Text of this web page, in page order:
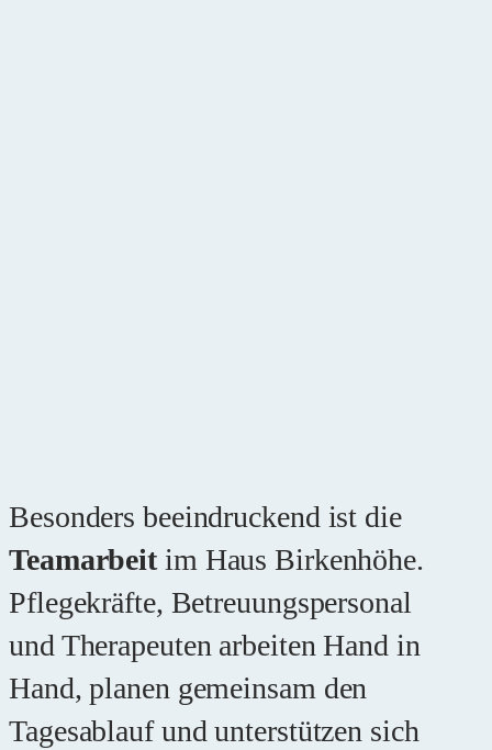
Besonders beeindruckend ist die
Teamarbeitim Haus Birkenhöhe.
Pflegekräfte, Betreuungspersonal
und Therapeuten arbeiten Hand in
Hand, planen gemeinsam den
Tagesablauf und unterstützen sich